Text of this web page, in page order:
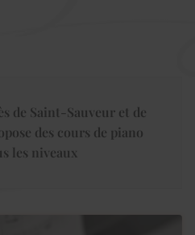
de Saint-Sauveur et de
des cours de piano
les niveaux